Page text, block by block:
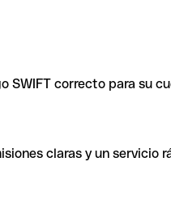
SWIFT correcto para su
claras y un servicio